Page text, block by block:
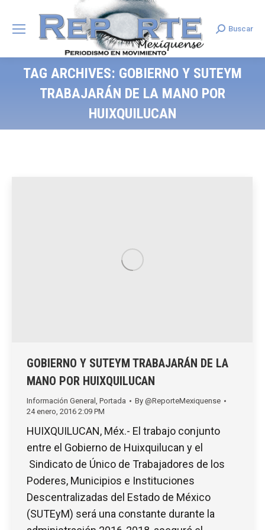
Search:
Buscar
TAG ARCHIVES: GOBIERNO Y SUTEYM
TRABAJARÁN DE LA MANO POR
HUIXQUILUCAN
GOBIERNO Y SUTEYM TRABAJARÁN DE LA
MANO POR HUIXQUILUCAN
Información General , Portada By @ReporteMexiquense
24 enero, 2016 2:09 PM
HUIXQUILUCAN, Méx.- El trabajo conjunto
entre el Gobierno de Huixquilucan y el
Sindicato de Único de Trabajadores de los
Poderes, Municipios e Instituciones
Descentralizadas del Estado de México
(SUTEyM) será una constante durante la